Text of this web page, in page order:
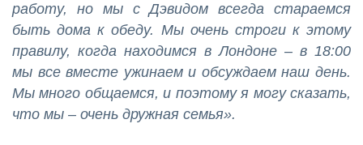
работу, но мы с Дэвидом всегда стараемся
быть дома к обеду. Мы очень строги к этому
правилу, когда находимся в Лондоне – в 18:00
мы все вместе ужинаем и обсуждаем наш день.
Мы много общаемся, и поэтому я могу сказать,
что мы – очень дружная семья».